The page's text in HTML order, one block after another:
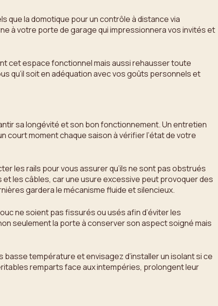
que la domotique pour un contrôle à distance via
à votre porte de garage qui impressionnera vos invités et
cet espace fonctionnel mais aussi rehausser toute
qu’il soit en adéquation avec vos goûts personnels et
sa longévité et son bon fonctionnement. Un entretien
moment chaque saison à vérifier l’état de votre
les rails pour vous assurer qu’ils ne sont pas obstrués
les câbles, car une usure excessive peut provoquer des
gardera le mécanisme fluide et silencieux.
ne soient pas fissurés ou usés afin d’éviter les
seulement la porte à conserver son aspect soigné mais
température et envisagez d’installer un isolant si ce
remparts face aux intempéries, prolongent leur